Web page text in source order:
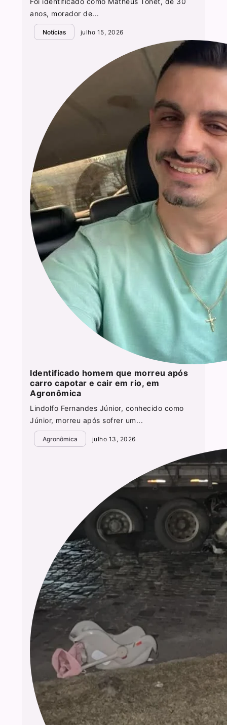
anos, morador de...
Notícias julho 15, 2026
Identificado homem que morreu após
carro capotar e cair em rio, em
Agronômica
Lindolfo Fernandes Júnior, conhecido como
Júnior, morreu após sofrer um...
Agronômica julho 13, 2026